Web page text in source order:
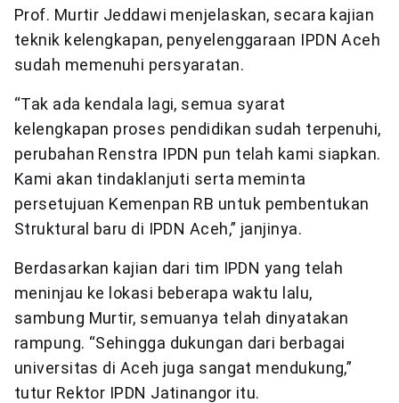
Prof. Murtir Jeddawi menjelaskan, secara kajian
teknik kelengkapan, penyelenggaraan IPDN Aceh
sudah memenuhi persyaratan.
“Tak ada kendala lagi, semua syarat
kelengkapan proses pendidikan sudah terpenuhi,
perubahan Renstra IPDN pun telah kami siapkan.
Kami akan tindaklanjuti serta meminta
persetujuan Kemenpan RB untuk pembentukan
Struktural baru di IPDN Aceh,” janjinya.
Berdasarkan kajian dari tim IPDN yang telah
meninjau ke lokasi beberapa waktu lalu,
sambung Murtir, semuanya telah dinyatakan
rampung. “Sehingga dukungan dari berbagai
universitas di Aceh juga sangat mendukung,”
tutur Rektor IPDN Jatinangor itu.